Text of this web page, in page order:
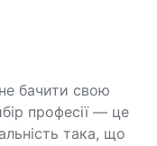
бачити свою
професії — це
така, що